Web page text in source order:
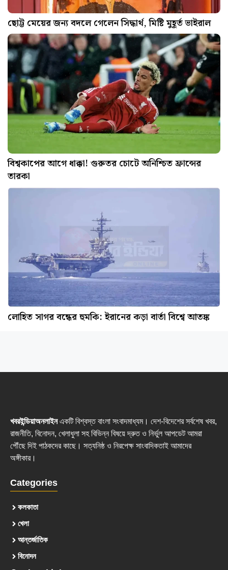
ছোট্ট মেয়ের জন্য বদলে গেলেন সিদ্ধার্থ, মিষ্টি মুহূর্ত ভাইরাল
বিশ্বকাপের আগে ধাক্কা! গুরুতর চোটে অনিশ্চিত ফ্রান্সের
তারকা
লোহিত সাগর বন্ধের হুমকি: ইরানের কড়া বার্তা বিশ্বে আতঙ্ক
খবরইন্ডিয়াঅনলাইনএকটি বিশ্বস্ত বাংলা সংবাদমাধ্যম। দেশ-বিদেশের সর্বশেষ খবর,
রাজনীতি, বিনোদন, খেলাধুলা সহ বিভিন্ন বিষয়ে দ্রুত ও নির্ভুল আপডেট আমরা
পৌঁছে দিই পাঠকদের কাছে। সত্যনিষ্ঠ ও নিরপেক্ষ সাংবাদিকতাই আমাদের
অঙ্গীকার।
Categories
কলকাতা
খেলা
আন্তর্জাতিক
বিনোদন